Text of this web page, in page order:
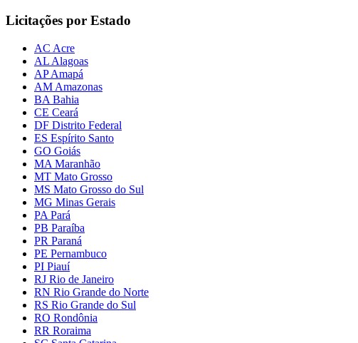
Licitações por Estado
AC Acre
AL Alagoas
AP Amapá
AM Amazonas
BA Bahia
CE Ceará
DF Distrito Federal
ES Espírito Santo
GO Goiás
MA Maranhão
MT Mato Grosso
MS Mato Grosso do Sul
MG Minas Gerais
PA Pará
PB Paraíba
PR Paraná
PE Pernambuco
PI Piauí
RJ Rio de Janeiro
RN Rio Grande do Norte
RS Rio Grande do Sul
RO Rondônia
RR Roraima